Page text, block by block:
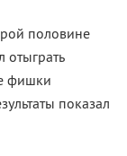
половине
отыграть
фишки
показал